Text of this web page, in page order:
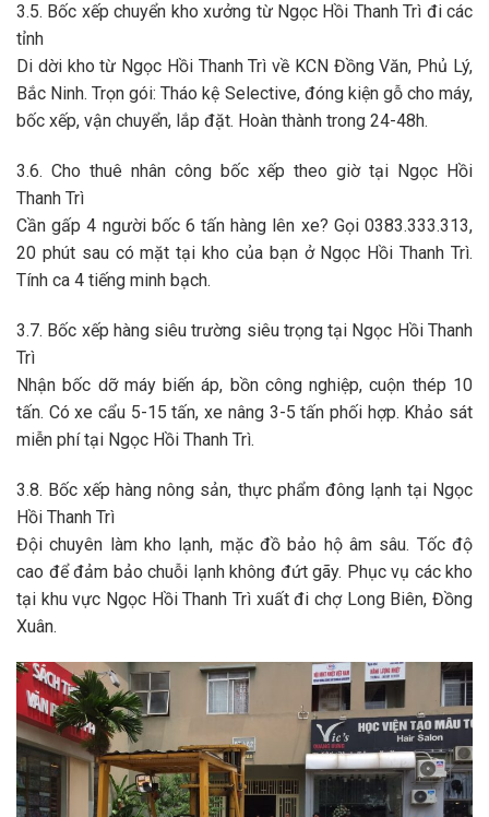
3.5. Bốc xếp chuyển kho xưởng từ Ngọc Hồi Thanh Trì đi các
tỉnh
Di dời kho từ Ngọc Hồi Thanh Trì về KCN Đồng Văn, Phủ Lý,
Bắc Ninh. Trọn gói: Tháo kệ Selective, đóng kiện gỗ cho máy,
bốc xếp, vận chuyển, lắp đặt. Hoàn thành trong 24-48h.
3.6. Cho thuê nhân công bốc xếp theo giờ tại Ngọc Hồi
Thanh Trì
Cần gấp 4 người bốc 6 tấn hàng lên xe? Gọi 0383.333.313,
20 phút sau có mặt tại kho của bạn ở Ngọc Hồi Thanh Trì.
Tính ca 4 tiếng minh bạch.
3.7. Bốc xếp hàng siêu trường siêu trọng tại Ngọc Hồi Thanh
Trì
Nhận bốc dỡ máy biến áp, bồn công nghiệp, cuộn thép 10
tấn. Có xe cẩu 5-15 tấn, xe nâng 3-5 tấn phối hợp. Khảo sát
miễn phí tại Ngọc Hồi Thanh Trì.
3.8. Bốc xếp hàng nông sản, thực phẩm đông lạnh tại Ngọc
Hồi Thanh Trì
Đội chuyên làm kho lạnh, mặc đồ bảo hộ âm sâu. Tốc độ
cao để đảm bảo chuỗi lạnh không đứt gãy. Phục vụ các kho
tại khu vực Ngọc Hồi Thanh Trì xuất đi chợ Long Biên, Đồng
Xuân.